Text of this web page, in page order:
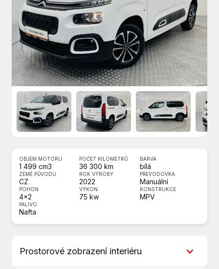
OBJEM MOTORU
1 499 cm3
POČET KILOMETRŮ
36 300 km
BARVA
bílá
ZEMĚ PŮVODU
CZ
ROK VÝROBY
2022
PŘEVODOVKA
Manuální
POHON
4x2
VÝKON
75 kw
KONSTRUKCE
MPV
PALIVO
Nafta
Prostorové zobrazení interiéru